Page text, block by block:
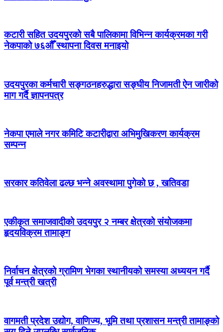
कटारी सहित उदयपुरको सबै पालिकामा विभिन्न कार्यक्रमका गरी
नेकपाको ७६औँ स्थापना दिवस मनाइयो
उदयपुरका कर्मचारी सङ्गठनहरुद्धारा सङ्घीय निजामती ऐन जारीको
माग गर्दै ज्ञापनपत्र
नेकपा एमाले नगर कमिटि कटारीद्वारा अभिमुखिकरण कार्यक्रम
सम्पन्न
सरकार कतिवेला ढल्छ भन्ने अवस्थामा पुगेको छ , खतिवडा
एकीकृत समाजवादीको उदयपुर २ नम्बर क्षेत्रको संयोजकमा
हृदयविक्रम तामाङ्ग
निर्वाचन क्षेत्रको ग्रामिण भेगका स्थानीयको समस्या अध्ययन गर्दै
पूर्व मन्त्री खत्री
वागमती प्रदेश उद्योग, वाणिज्य, भूमि तथा प्रशासन मन्त्री तामाङ्को